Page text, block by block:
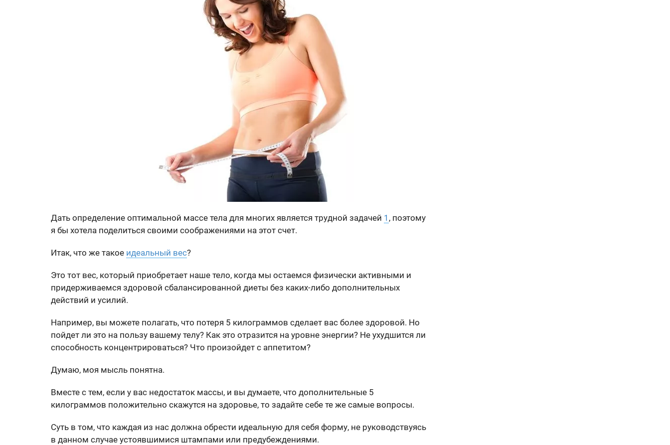
Дать определение оптимальной массе тела для многих является трудной задачей 1 , поэтому
я бы хотела поделиться своими соображениями на этот счет.
Итак, что же такое идеальный вес?
Это тот вес, который приобретает наше тело, когда мы остаемся физически активными и
придерживаемся здоровой сбалансированной диеты без каких-либо дополнительных
действий и усилий.
Например, вы можете полагать, что потеря 5 килограммов сделает вас более здоровой. Но
пойдет ли это на пользу вашему телу? Как это отразится на уровне энергии? Не ухудшится ли
способность концентрироваться? Что произойдет с аппетитом?
Думаю, моя мысль понятна.
Вместе с тем, если у вас недостаток массы, и вы думаете, что дополнительные 5
килограммов положительно скажутся на здоровье, то задайте себе те же самые вопросы.
Суть в том, что каждая из нас должна обрести идеальную для себя форму, не руководствуясь
в данном случае устоявшимися штампами или предубеждениями.